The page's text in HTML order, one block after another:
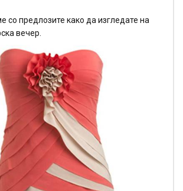
со предлозите како да изгледате на
вечер.